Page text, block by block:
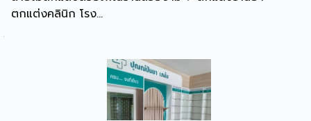
ตกแต่งคลินิก โรง...